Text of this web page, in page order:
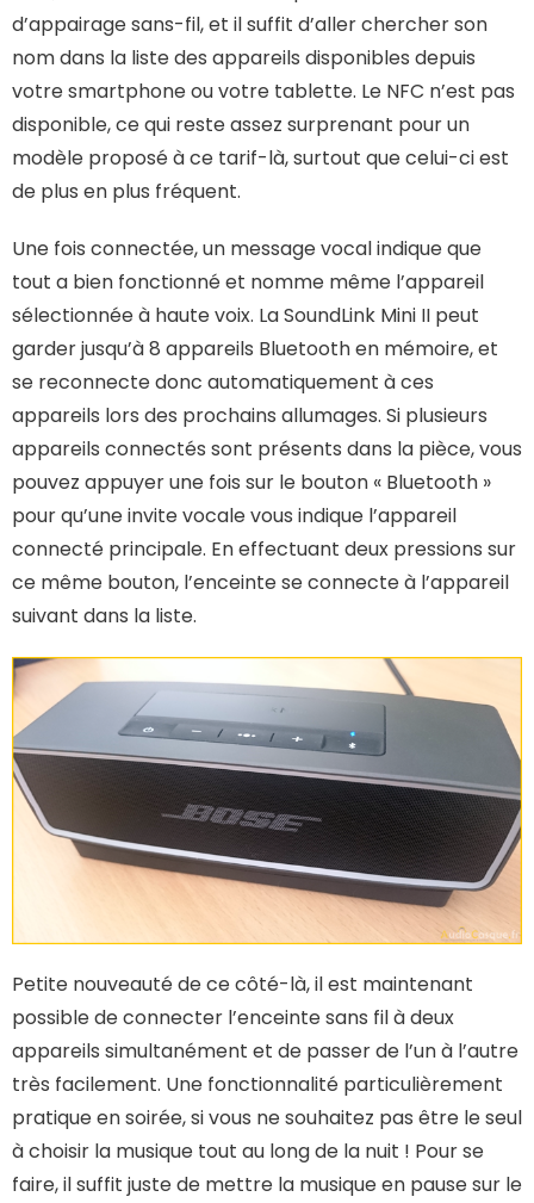
d’appairage sans-fil, et il suffit d’aller chercher son
nom dans la liste des appareils disponibles depuis
votre smartphone ou votre tablette. Le NFC n’est pas
disponible, ce qui reste assez surprenant pour un
modèle proposé à ce tarif-là, surtout que celui-ci est
de plus en plus fréquent.
Une fois connectée, un message vocal indique que
tout a bien fonctionné et nomme même l’appareil
sélectionnée à haute voix. La SoundLink Mini II peut
garder jusqu’à 8 appareils Bluetooth en mémoire, et
se reconnecte donc automatiquement à ces
appareils lors des prochains allumages. Si plusieurs
appareils connectés sont présents dans la pièce, vous
pouvez appuyer une fois sur le bouton « Bluetooth »
pour qu’une invite vocale vous indique l’appareil
connecté principale. En effectuant deux pressions sur
ce même bouton, l’enceinte se connecte à l’appareil
suivant dans la liste.
Petite nouveauté de ce côté-là, il est maintenant
possible de connecter l’enceinte sans fil à deux
appareils simultanément et de passer de l’un à l’autre
très facilement. Une fonctionnalité particulièrement
pratique en soirée, si vous ne souhaitez pas être le seul
à choisir la musique tout au long de la nuit ! Pour se
faire, il suffit juste de mettre la musique en pause sur le